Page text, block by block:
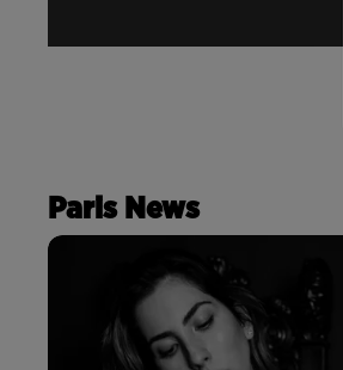
Paris News